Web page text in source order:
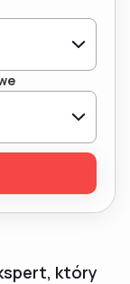
który